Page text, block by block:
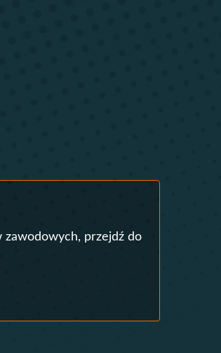
zawodowych, przejdź do